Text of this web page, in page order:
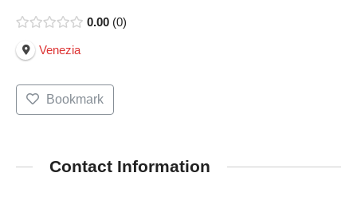
0.00 0
Venezia
Bookmark
Contact Information